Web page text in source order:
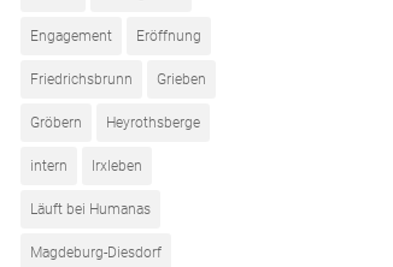
Engagement Eröffnung
Friedrichsbrunn Grieben
Gröbern Heyrothsberge
intern Irxleben
Läuft bei Humanas
Magdeburg-Diesdorf